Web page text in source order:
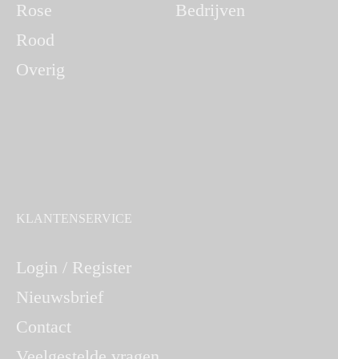
Rose
Rood
Overig
Bedrijven
KLANTENSERVICE
Login / Register
Nieuwsbrief
Contact